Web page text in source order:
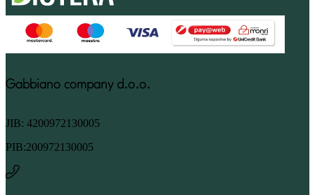
Gabbiano company d.o.o.
JIB: 4200972130005
PIB:200972130005